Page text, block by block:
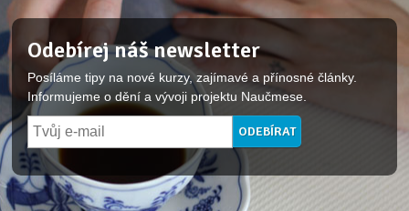
Odebírej náš newsletter
Posíláme tipy na nové kurzy, zajímavé a přínosné články.
Informujeme o dění a vývoji projektu Naučmese.